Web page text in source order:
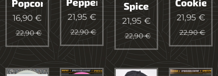
Popcorn
16,90€
22,90€
21,95 €
22,90€
Spice
21,95 €
22,90€
21,95€
22,90€